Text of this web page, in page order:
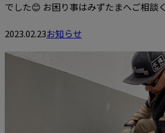
でした😊 お困り事はみずたまへご相談
2023.02.23お知らせ